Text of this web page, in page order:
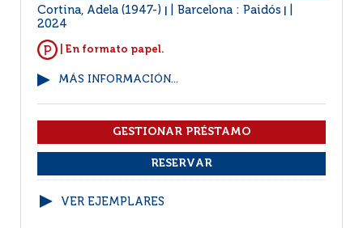
Cortina, Adela (1947-) Barcelona : Paidós
2024
| En formato papel.
MÁS INFORMACIÓN...
VER EJEMPLARES